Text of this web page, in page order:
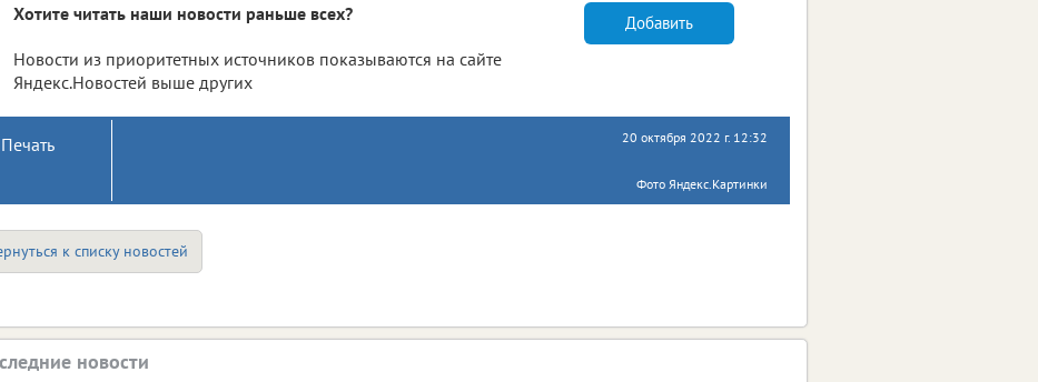
Хотите читать наши новости раньше всех?
Новости из приоритетных источников показываются на сайте
Яндекс.Новостей выше других
Добавить
Печать 20 октября 2022 г. 12:32
Фото Яндекс.Картинки
к списку новостей
новости